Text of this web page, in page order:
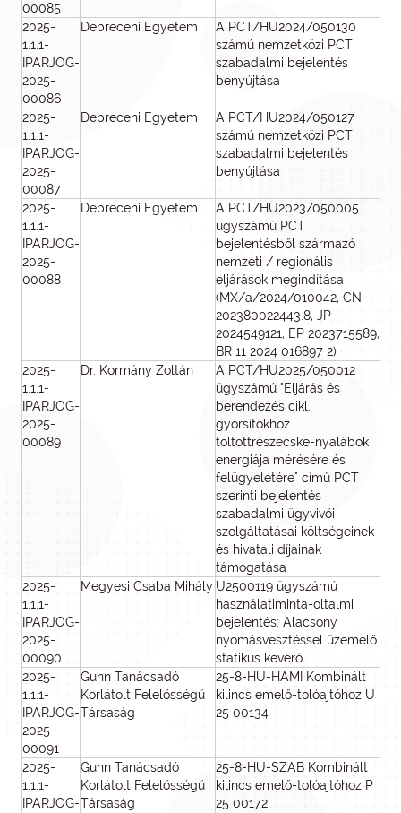
00085
2025-
1.1.1-
IPARJOG-
2025-
00086
Debreceni Egyetem
A PCT/HU2024/050130
számú nemzetközi PCT
szabadalmi bejelentés
benyújtása
2025-
1.1.1-
IPARJOG-
2025-
00087
Debreceni Egyetem
A PCT/HU2024/050127
számú nemzetközi PCT
szabadalmi bejelentés
benyújtása
2025-
1.1.1-
IPARJOG-
2025-
00088
Debreceni Egyetem
A PCT/HU2023/050005
ügyszámú PCT
bejelentésből származó
nemzeti / regionális
eljárások megindítása
(MX/a/2024/010042, CN
202380022443.8, JP
2024549121, EP 2023715589,
BR 11 2024 016897 2)
2025-
1.1.1-
IPARJOG-
2025-
00089
Dr. Kormány Zoltán
A PCT/HU2025/050012
ügyszámú "Eljárás és
berendezés cikl.
gyorsítókhoz
töltöttrészecske-nyalábok
energiája mérésére és
felügyeletére" című PCT
szerinti bejelentés
szabadalmi ügyvivői
szolgáltatásai költségeinek
és hivatali díjainak
támogatása
2025-
1.1.1-
IPARJOG-
2025-
00090
Megyesi Csaba Mihály U2500119 ügyszámú
használatiminta-oltalmi
bejelentés: Alacsony
nyomásvesztéssel üzemelő
statikus keverő
2025-
1.1.1-
IPARJOG-
2025-
00091
Gunn Tanácsadó
Korlátolt Felelősségű
Társaság
25-8-HU-HAMI Kombinált
kilincs emelő-tolóajtóhoz U
25 00134
2025-
1.1.1-
IPARJOG-
Gunn Tanácsadó
Korlátolt Felelősségű
Társaság
25-8-HU-SZAB Kombinált
kilincs emelő-tolóajtóhoz P
25 00172